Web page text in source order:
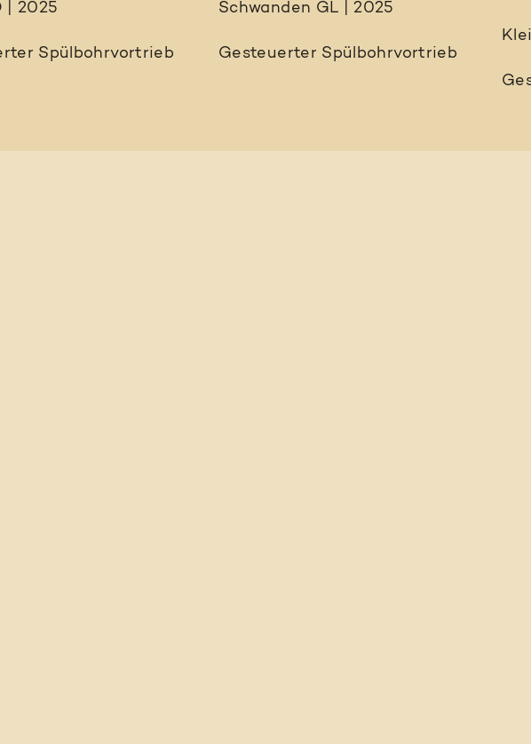
| 2025
Spülbohrvortrieb
Schwanden GL | 2025
Gesteuerter Spülbohrvortrieb